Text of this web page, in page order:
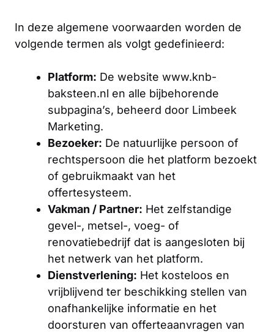
In deze algemene voorwaarden worden de
volgende termen als volgt gedefinieerd:
Platform: De website www.knb-
baksteen.nl en alle bijbehorende
subpagina’s, beheerd door Limbeek
Marketing.
Bezoeker: De natuurlijke persoon of
rechtspersoon die het platform bezoekt
of gebruikmaakt van het
offertesysteem.
Vakman / Partner: Het zelfstandige
gevel-, metsel-, voeg- of
renovatiebedrijf dat is aangesloten bij
het netwerk van het platform.
Dienstverlening: Het kosteloos en
vrijblijvend ter beschikking stellen van
onafhankelijke informatie en het
doorsturen van offerteaanvragen van